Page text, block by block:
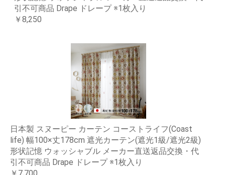
引不可商品 Drape ドレープ ※1枚入り
￥8,250
日本製 スヌーピー カーテン コーストライフ(Coast
life) 幅100×丈178cm 遮光カーテン(遮光1級/遮光2級)
形状記憶 ウォッシャブル メーカー直送返品交換・代
引不可商品 Drape ドレープ ※1枚入り